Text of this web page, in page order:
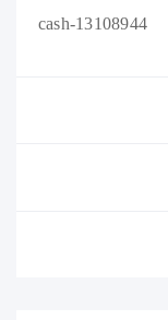
cash-13108944